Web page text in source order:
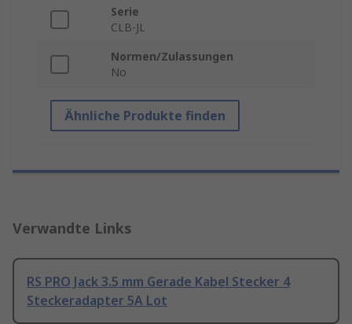
Serie
CLB-JL
Normen/Zulassungen
No
Ähnliche Produkte finden
Verwandte Links
RS PRO Jack 3.5 mm Gerade Kabel Stecker 4
Steckeradapter 5A Lot